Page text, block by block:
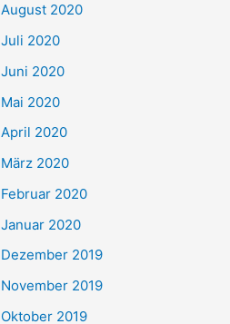
August 2020
Juli 2020
Juni 2020
Mai 2020
April 2020
März 2020
Februar 2020
Januar 2020
Dezember 2019
November 2019
Oktober 2019